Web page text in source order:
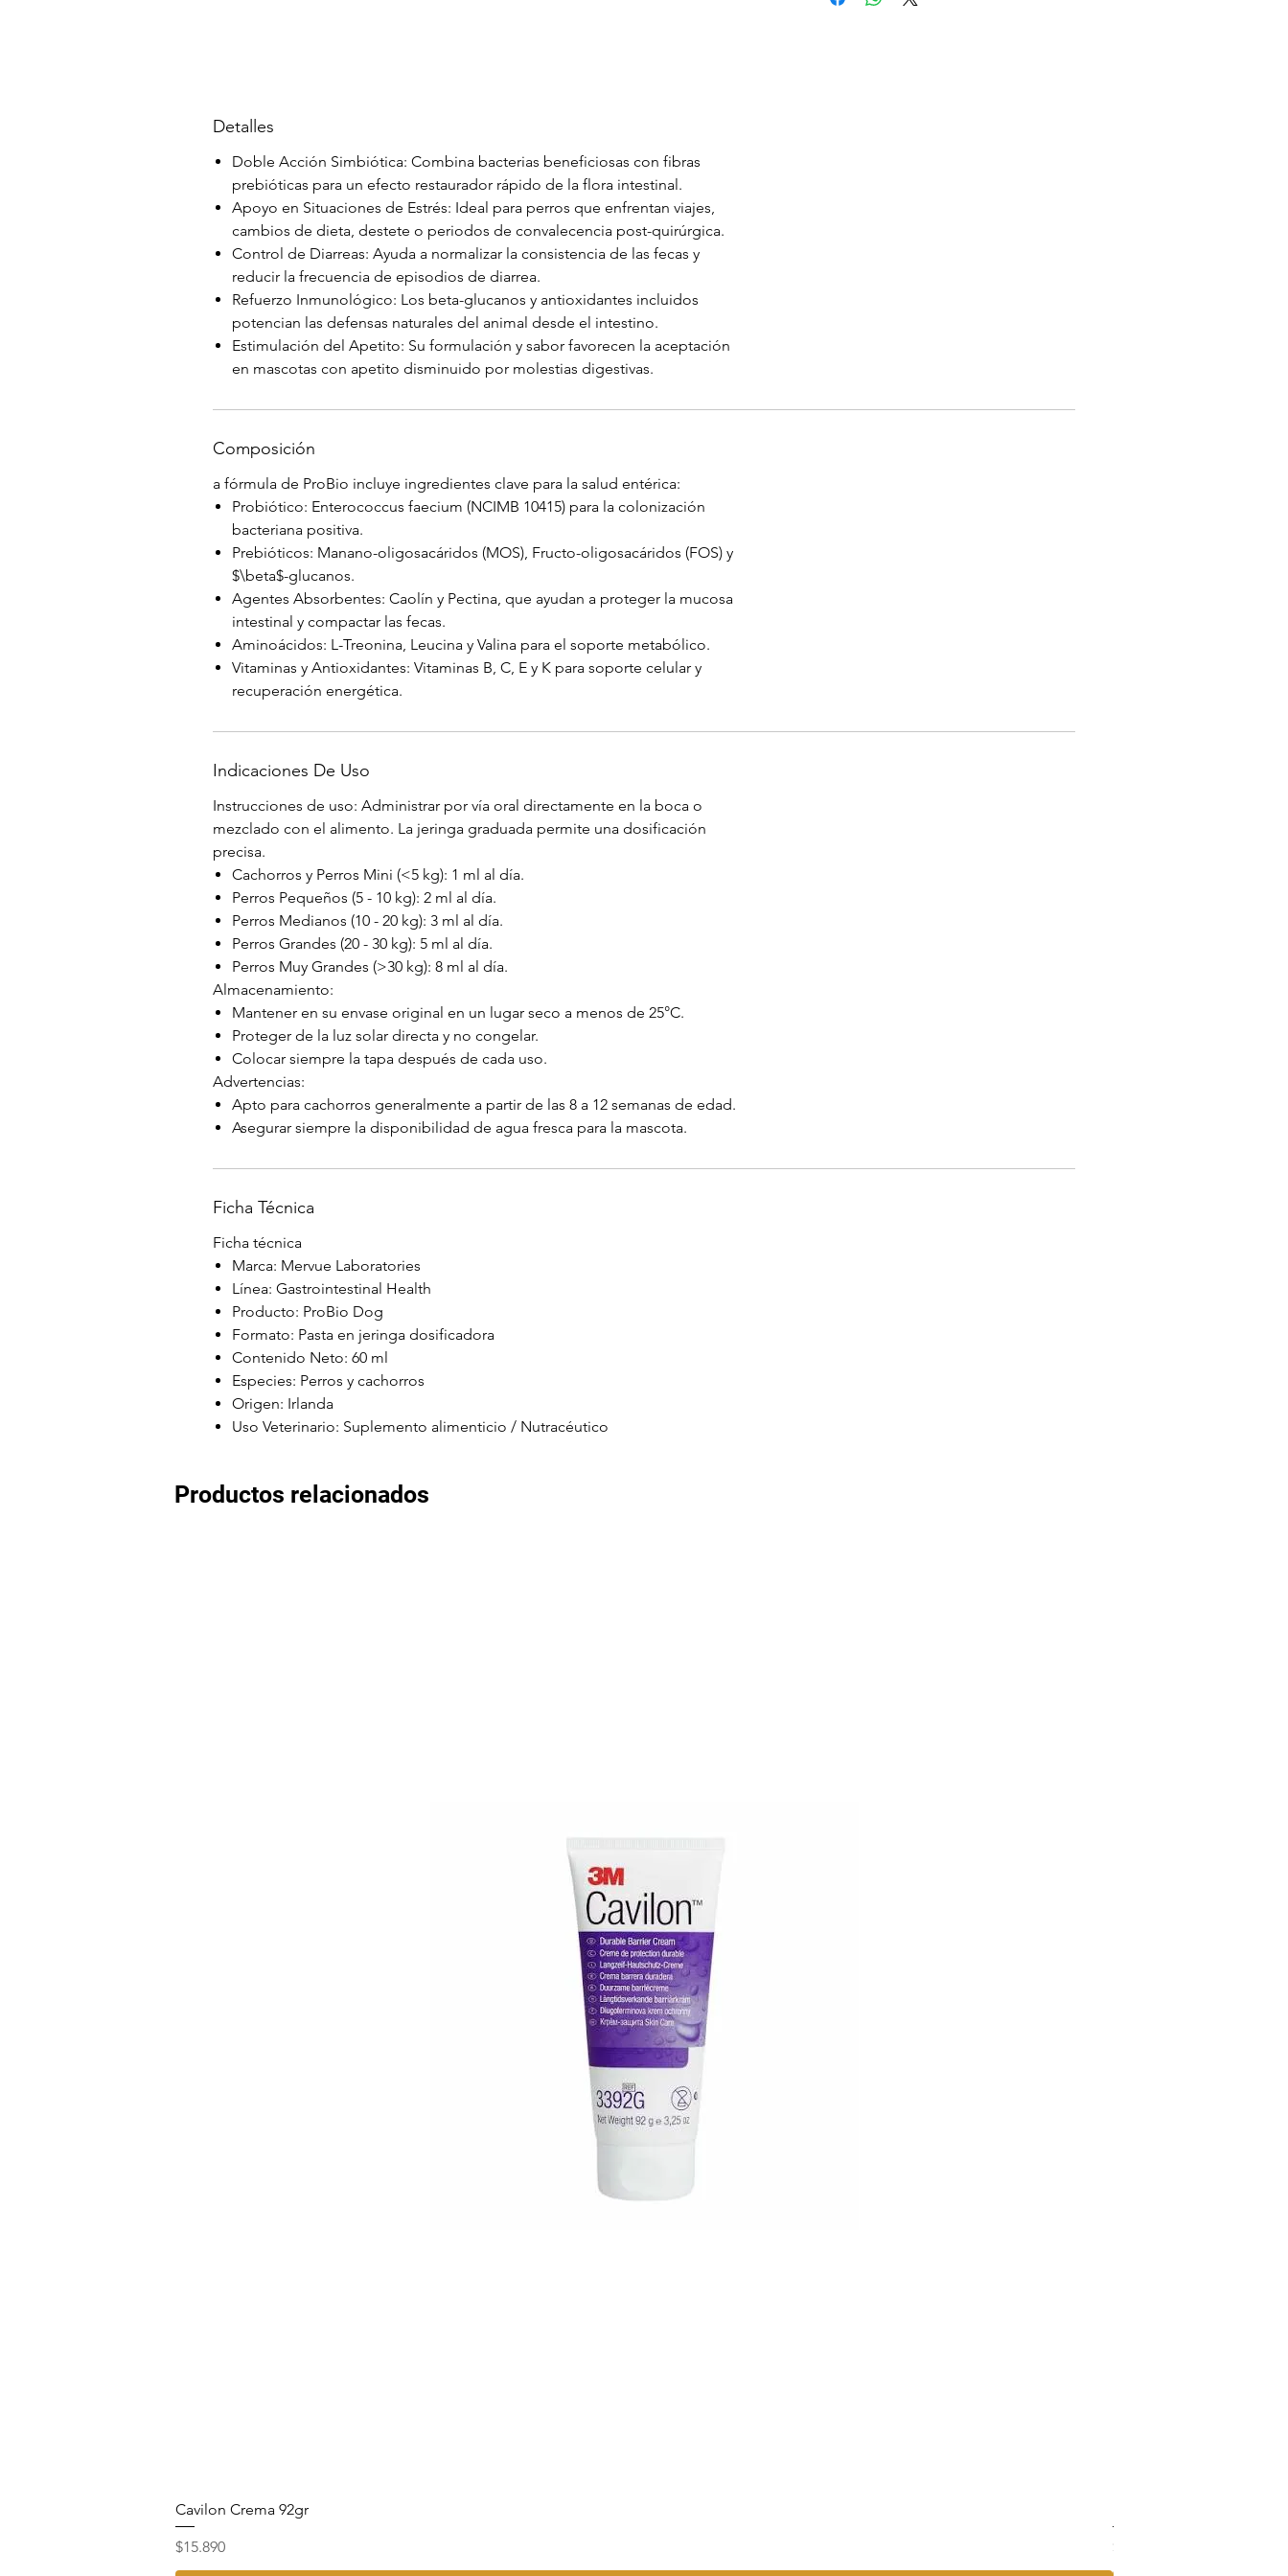
Detalles
Doble Acción Simbiótica: Combina bacterias beneficiosas con fibras
prebióticas para un efecto restaurador rápido de la flora intestinal.
Apoyo en Situaciones de Estrés: Ideal para perros que enfrentan viajes,
cambios de dieta, destete o periodos de convalecencia post-quirúrgica.
Control de Diarreas: Ayuda a normalizar la consistencia de las fecas y
reducir la frecuencia de episodios de diarrea.
Refuerzo Inmunológico: Los beta-glucanos y antioxidantes incluidos
potencian las defensas naturales del animal desde el intestino.
Estimulación del Apetito: Su formulación y sabor favorecen la aceptación
en mascotas con apetito disminuido por molestias digestivas.
Composición
a fórmula de ProBio incluye ingredientes clave para la salud entérica:
Probiótico: Enterococcus faecium (NCIMB 10415) para la colonización
bacteriana positiva.
Prebióticos: Manano-oligosacáridos (MOS), Fructo-oligosacáridos (FOS) y
$\beta$-glucanos.
Agentes Absorbentes: Caolín y Pectina, que ayudan a proteger la mucosa
intestinal y compactar las fecas.
Aminoácidos: L-Treonina, Leucina y Valina para el soporte metabólico.
Vitaminas y Antioxidantes: Vitaminas B, C, E y K para soporte celular y
recuperación energética.
Indicaciones De Uso
Instrucciones de uso: Administrar por vía oral directamente en la boca o
mezclado con el alimento. La jeringa graduada permite una dosificación
precisa.
Cachorros y Perros Mini (<5 kg): 1 ml al día.
Perros Pequeños (5 - 10 kg): 2 ml al día.
Perros Medianos (10 - 20 kg): 3 ml al día.
Perros Grandes (20 - 30 kg): 5 ml al día.
Perros Muy Grandes (>30 kg): 8 ml al día.
Almacenamiento:
Mantener en su envase original en un lugar seco a menos de 25°C.
Proteger de la luz solar directa y no congelar.
Colocar siempre la tapa después de cada uso.
Advertencias:
Apto para cachorros generalmente a partir de las 8 a 12 semanas de edad.
Asegurar siempre la disponibilidad de agua fresca para la mascota.
Ficha Técnica
Ficha técnica
Marca: Mervue Laboratories
Línea: Gastrointestinal Health
Producto: ProBio Dog
Formato: Pasta en jeringa dosificadora
Contenido Neto: 60 ml
Especies: Perros y cachorros
Origen: Irlanda
Uso Veterinario: Suplemento alimenticio / Nutracéutico
Productos relacionados
Cavilon Crema 92gr
Precio
$15.890
Precio
$15.990